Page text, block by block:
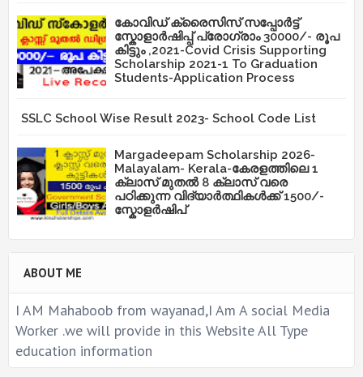
കോവിഡ് ക്രൈസിസ് സപ്പോർട്ട്
സ്കോളാർഷിപ്പ് പ്രോഗ്രാം 30000/- രൂപ
കിട്ടും ,2021-Covid Crisis Supporting
Scholarship 2021-1 To Graduation
Students-Application Process
SSLC School Wise Result 2023- School Code List
Margadeepam Scholarship 2026-
Malayalam- Kerala-കേരളത്തിലെ 1
ക്ലാസ് മുതൽ 8 ക്ലാസ് വരെ
പഠിക്കുന്ന വിദ്യാർത്ഥികൾക്ക് 1500/-
സ്കോളർഷിപ്
ABOUT ME
I AM Mahaboob from wayanad,I Am A social Media
Worker .we will provide in this Website All Type
education information